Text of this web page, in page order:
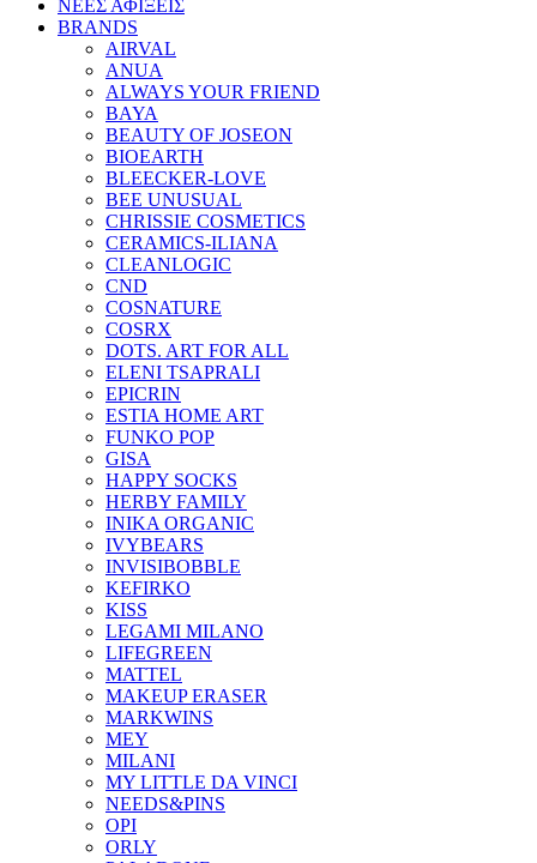
ΝΕΕΣ ΑΦΙΞΕΙΣ
BRANDS
AIRVAL
ANUA
ALWAYS YOUR FRIEND
BAYA
BEAUTY OF JOSEON
BIOEARTH
BLEECKER-LOVE
BEE UNUSUAL
CHRISSIE COSMETICS
CERAMICS-ILIANA
CLEANLOGIC
CND
COSNATURE
COSRX
DOTS. ART FOR ALL
ELENI TSAPRALI
EPICRIN
ESTIA HOME ART
FUNKO POP
GISA
HAPPY SOCKS
HERBY FAMILY
INIKA ORGANIC
IVYBEARS
INVISIBOBBLE
KEFIRKO
KISS
LEGAMI MILANO
LIFEGREEN
MATTEL
MAKEUP ERASER
MARKWINS
MEY
MILANI
MY LITTLE DA VINCI
NEEDS&PINS
OPI
ORLY